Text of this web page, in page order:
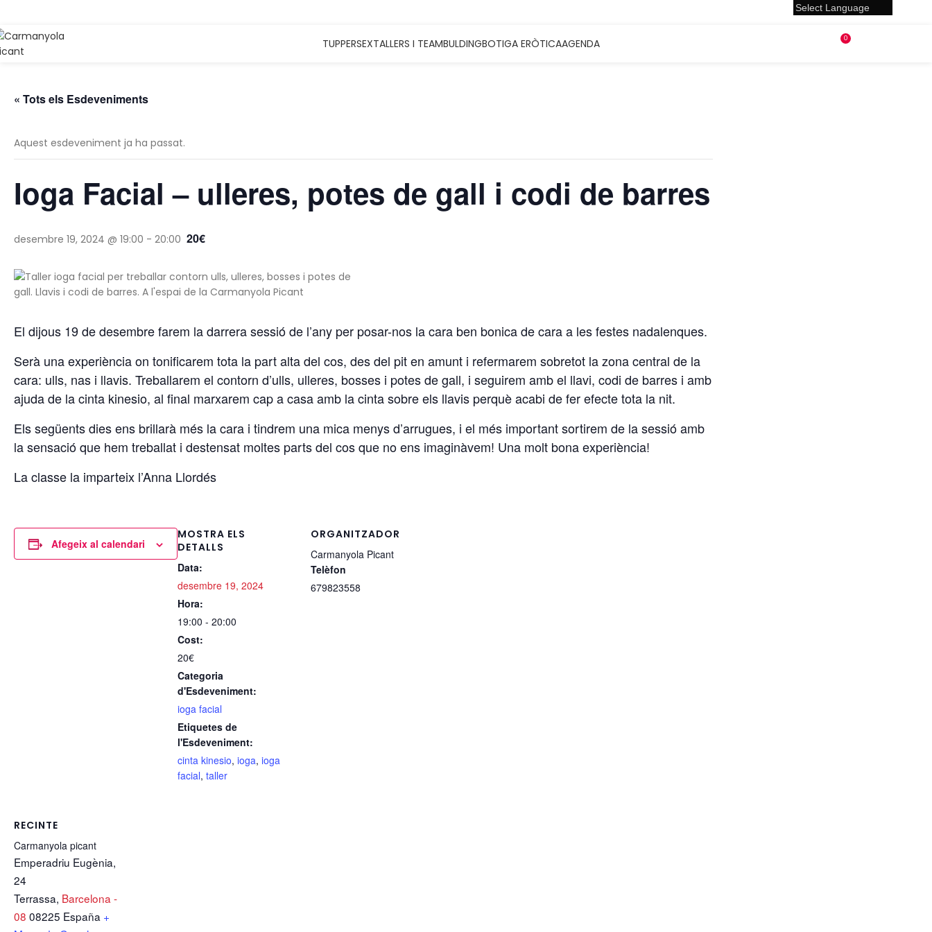
TUPPERSEXTALLERS I TEAMBULDINGBOTIGA ERÒTICAAGENDA 0
« Tots els Esdeveniments
Aquest esdeveniment ja ha passat.
Ioga Facial – ulleres, potes de gall i codi de barres
desembre 19, 2024 @ 19:00 - 20:00 20€
El dijous 19 de desembre farem la darrera sessió de l’any per posar-nos la cara ben bonica de cara a les festes nadalenques.
Serà una experiència on tonificarem tota la part alta del cos, des del pit en amunt i refermarem sobretot la zona central de la
cara: ulls, nas i llavis. Treballarem el contorn d’ulls, ulleres, bosses i potes de gall, i seguirem amb el llavi, codi de barres i amb
ajuda de la cinta kinesio, al final marxarem cap a casa amb la cinta sobre els llavis perquè acabi de fer efecte tota la nit.
Els següents dies ens brillarà més la cara i tindrem una mica menys d’arrugues, i el més important sortirem de la sessió amb
la sensació que hem treballat i destensat moltes parts del cos que no ens imaginàvem! Una molt bona experiència!
La classe la imparteix l’Anna Llordés
Afegeix al calendari
MOSTRA ELS
DETALLS
Data:
desembre 19, 2024
Hora:
19:00 - 20:00
Cost:
20€
Categoria
d'Esdeveniment:
ioga facial
Etiquetes de
l'Esdeveniment:
cinta kinesio, ioga, ioga
facial, taller
ORGANITZADOR
Carmanyola Picant
Telèfon
679823558
RECINTE
Carmanyola picant
Emperadriu Eugènia,
24
Terrassa, Barcelona -
08 08225 España +